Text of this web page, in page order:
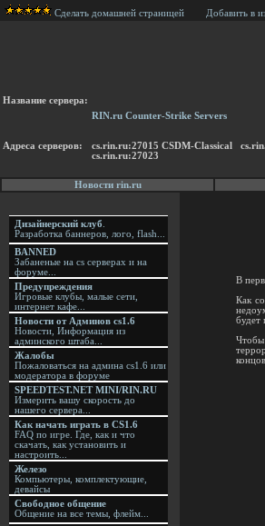
Сделать домашней страницей Добавить в
Название сервера:
RIN.ru Counter-Strike Servers
Адреса серверов:
cs.rin.ru:27015 CSDM-Classical
cs.rin.ru:27023
Новости rin.ru
Дизайнерский клуб
Разработка баннеров, лого, flash...
BANNED
Забаненые на cs серверах и на
форуме...
Предупреждения
Игровые клубы, малые сети,
интернет кафе...
Новости от Админов cs1.6
Новости, Информация из
админского штаба...
Жалобы
Пожаловаться на админа cs1.6 или
модератора в форуме
SPEEDTEST.NET MINI/RIN.RU
Измерить вашу скорость до
нашего сервера...
Как начать играть в CS1.6
FAQ по игре. Где, как и что
скачать, как установить и
настроить...
Железо
Компьютеры, комплектующие,
девайсы
Свободное общение
Общение на все темы, флейм...
В
Как
будет
Чтобы